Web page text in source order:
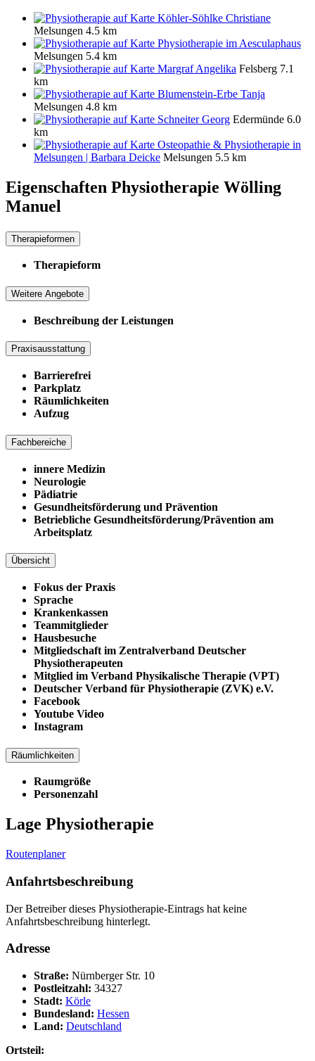
Köhler-Söhlke Christiane
Melsungen 4.5 km
Physiotherapie im Aesculaphaus
Melsungen 5.4 km
Margraf Angelika Felsberg 7.1
km
Blumenstein-Erbe Tanja
Melsungen 4.8 km
Schneiter Georg Edermünde 6.0
km
Osteopathie & Physiotherapie in
Melsungen | Barbara Deicke Melsungen 5.5 km
Eigenschaften Physiotherapie Wölling
Manuel
Therapieformen
Therapieform
Weitere Angebote
Beschreibung der Leistungen
Praxisausstattung
Barrierefrei
Parkplatz
Räumlichkeiten
Aufzug
Fachbereiche
innere Medizin
Neurologie
Pädiatrie
Gesundheitsförderung und Prävention
Betriebliche Gesundheitsförderung/Prävention am
Arbeitsplatz
Übersicht
Fokus der Praxis
Sprache
Krankenkassen
Teammitglieder
Hausbesuche
Mitgliedschaft im Zentralverband Deutscher
Physiotherapeuten
Mitglied im Verband Physikalische Therapie (VPT)
Deutscher Verband für Physiotherapie (ZVK) e.V.
Facebook
Youtube Video
Instagram
Räumlichkeiten
Raumgröße
Personenzahl
Lage Physiotherapie
Routenplaner
Anfahrtsbeschreibung
Der Betreiber dieses Physiotherapie-Eintrags hat keine
Anfahrtsbeschreibung hinterlegt.
Adresse
Straße: Nürnberger Str. 10
Postleitzahl: 34327
Stadt: Körle
Bundesland: Hessen
Land: Deutschland
Ortsteil: